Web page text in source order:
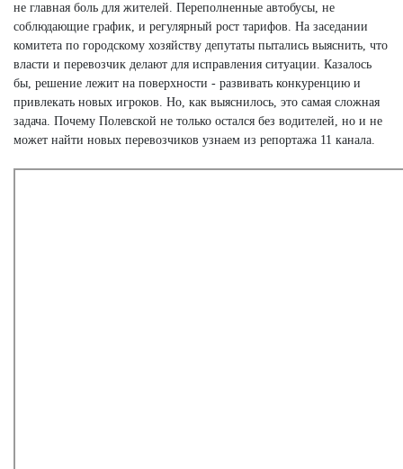
не главная боль для жителей. Переполненные автобусы, не
соблюдающие график, и регулярный рост тарифов. На заседании
комитета по городскому хозяйству депутаты пытались выяснить, что
власти и перевозчик делают для исправления ситуации. Казалось
бы, решение лежит на поверхности - развивать конкуренцию и
привлекать новых игроков. Но, как выяснилось, это самая сложная
задача. Почему Полевской не только остался без водителей, но и не
может найти новых перевозчиков узнаем из репортажа 11 канала.